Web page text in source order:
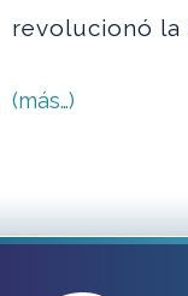
revolucionó la
(más…)